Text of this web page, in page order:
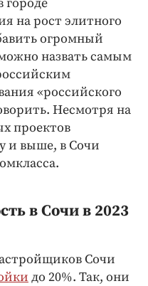
на рост элитного
огромный
назвать самым
«российского
Несмотря на
проектов
и выше, в Сочи
в Сочи в 2023
Сочи
до 20%. Так, они